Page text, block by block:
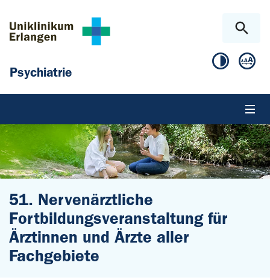
Psychiatrie
51. Nervenärztliche
Fortbildungsveranstaltung für
Ärztinnen und Ärzte aller
Fachgebiete